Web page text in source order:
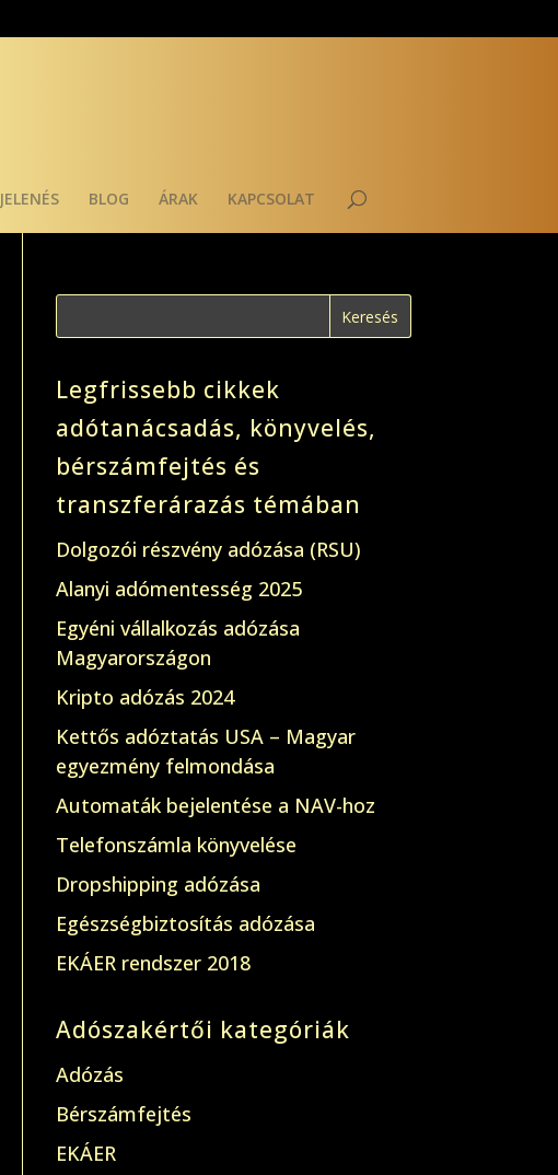
BLOG ÁRAK KAPCSOLAT
Legfrissebb cikkek
adótanácsadás, könyvelés,
bérszámfejtés és
transzferárazás témában
Dolgozói részvény adózása (RSU)
Alanyi adómentesség 2025
Egyéni vállalkozás adózása
Magyarországon
Kripto adózás 2024
Kettős adóztatás USA – Magyar
egyezmény felmondása
Automaták bejelentése a NAV-hoz
Telefonszámla könyvelése
Dropshipping adózása
Egészségbiztosítás adózása
EKÁER rendszer 2018
Adószakértői kategóriák
Adózás
Bérszámfejtés
EKÁER